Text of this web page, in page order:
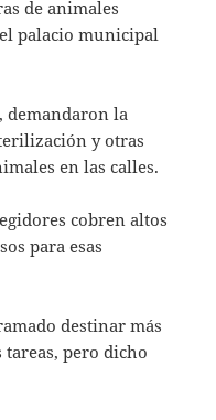
de animales
palacio municipal
demandaron la
y otras
en las calles.
cobren altos
para esas
destinar más
pero dicho